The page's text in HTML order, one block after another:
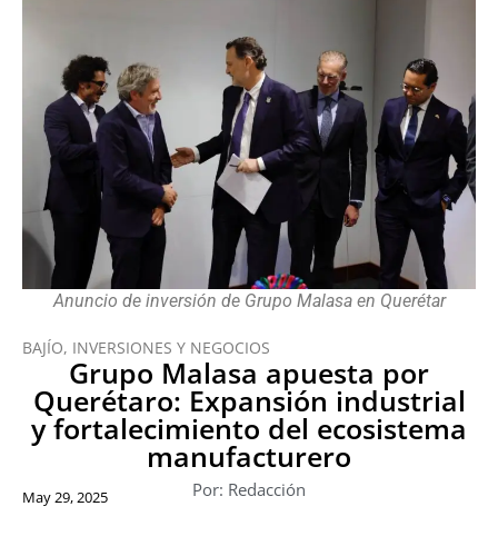
Anuncio de inversión de Grupo Malasa en Querétar
BAJÍO, INVERSIONES Y NEGOCIOS
Grupo Malasa apuesta por
Querétaro: Expansión industrial
y fortalecimiento del ecosistema
manufacturero
Por: Redacción
May 29, 2025